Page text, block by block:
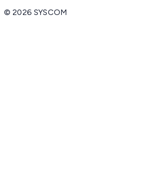
©2026 SYSCOM